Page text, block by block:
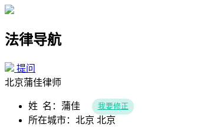
法律导航
提问
北京蒲佳律师
姓 名：蒲佳 我要修正
所在城市：北京 北京